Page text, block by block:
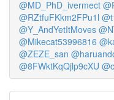
@MD_PhD_ivermect
@RZtfuFKkm2FPu1l
@Y_AndYetItMoves
@Mikecat53996816
@ZEZE_san
@8FWktKqQjlp9cXU